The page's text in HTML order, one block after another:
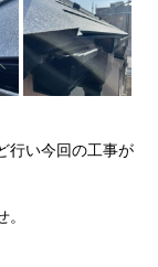
行い今回の工事が